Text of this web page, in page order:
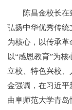
陈昌金校长在致
弘扬中华优秀传
为核心，以传承革
以“感恩教育”为
立校、特色兴校
金强调，在习近平
曲阜师范大学青